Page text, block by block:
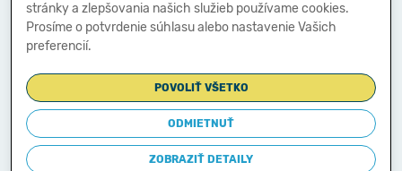
591 Splatná daň z príjmov 136
z príjmov
hospodárenia po
zdanení r. 135 mínus
138 122,22
stránky a zlepšovania našich služieb používame cookies.
Prosíme o potvrdenie súhlasu alebo nastavenie Vašich
preferencií.
POVOLIŤ VŠETKO
ODMIETNUŤ
ZOBRAZIŤ DETAILY